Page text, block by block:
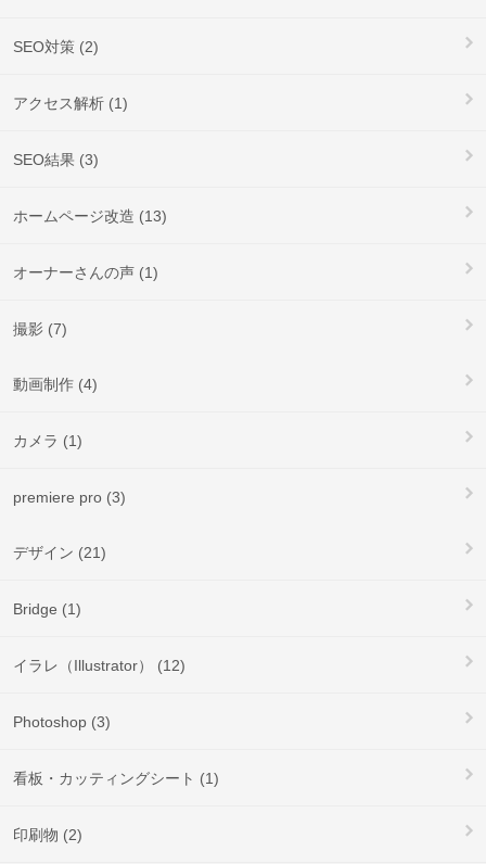
SEO対策 (2)
アクセス解析 (1)
SEO結果 (3)
ホームページ改造 (13)
オーナーさんの声 (1)
撮影 (7)
動画制作 (4)
カメラ (1)
premiere pro (3)
デザイン (21)
Bridge (1)
イラレ（Illustrator） (12)
Photoshop (3)
看板・カッティングシート (1)
印刷物 (2)